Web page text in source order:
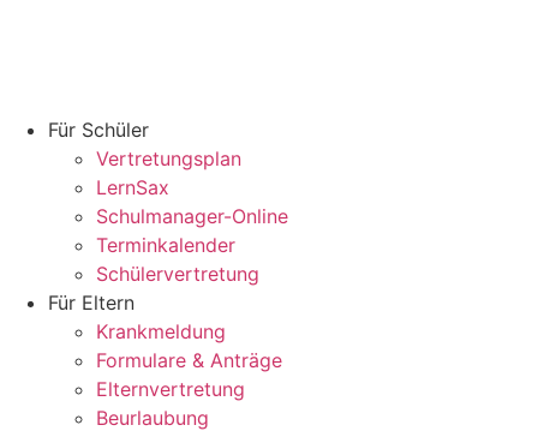
Für Schüler
Vertretungsplan
LernSax
Schulmanager-Online
Terminkalender
Schülervertretung
Für Eltern
Krankmeldung
Formulare & Anträge
Elternvertretung
Beurlaubung